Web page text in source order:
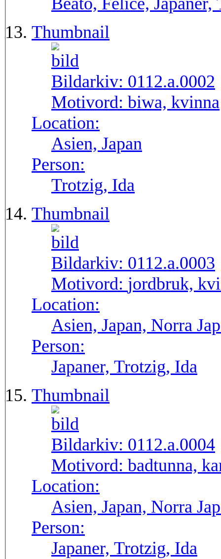
Thumbnail
Bildarkiv: 0112.a.0002
Motivord: biwa, kvinna
Location:
Asien, Japan
Person:
Trotzig, Ida
Thumbnail
Bildarkiv: 0112.a.0003
Motivord: jordbruk,
Location:
Asien, Japan, Norra
Person:
Japaner, Trotzig, Ida
Thumbnail
Bildarkiv: 0112.a.0004
Motivord: badtunna,
Location:
Asien, Japan, Norra
Person:
Japaner, Trotzig, Ida